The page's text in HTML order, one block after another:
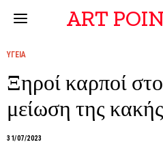
ART
ΥΓΕΙΑ
Ξηροί καρποί
μείωση της
31/07/2023